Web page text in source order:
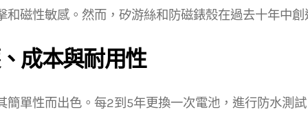
和磁性敏感。然而，矽游絲和防磁錶殼在過去十年中
成本與耐用性
簡單性而出色。每2到5年更換一次電池，進行防水測